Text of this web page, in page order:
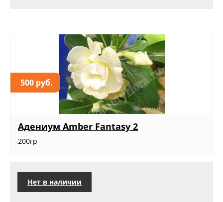
500 руб.
Адениум Amber Fantasy 2
200гр
Нет в наличии